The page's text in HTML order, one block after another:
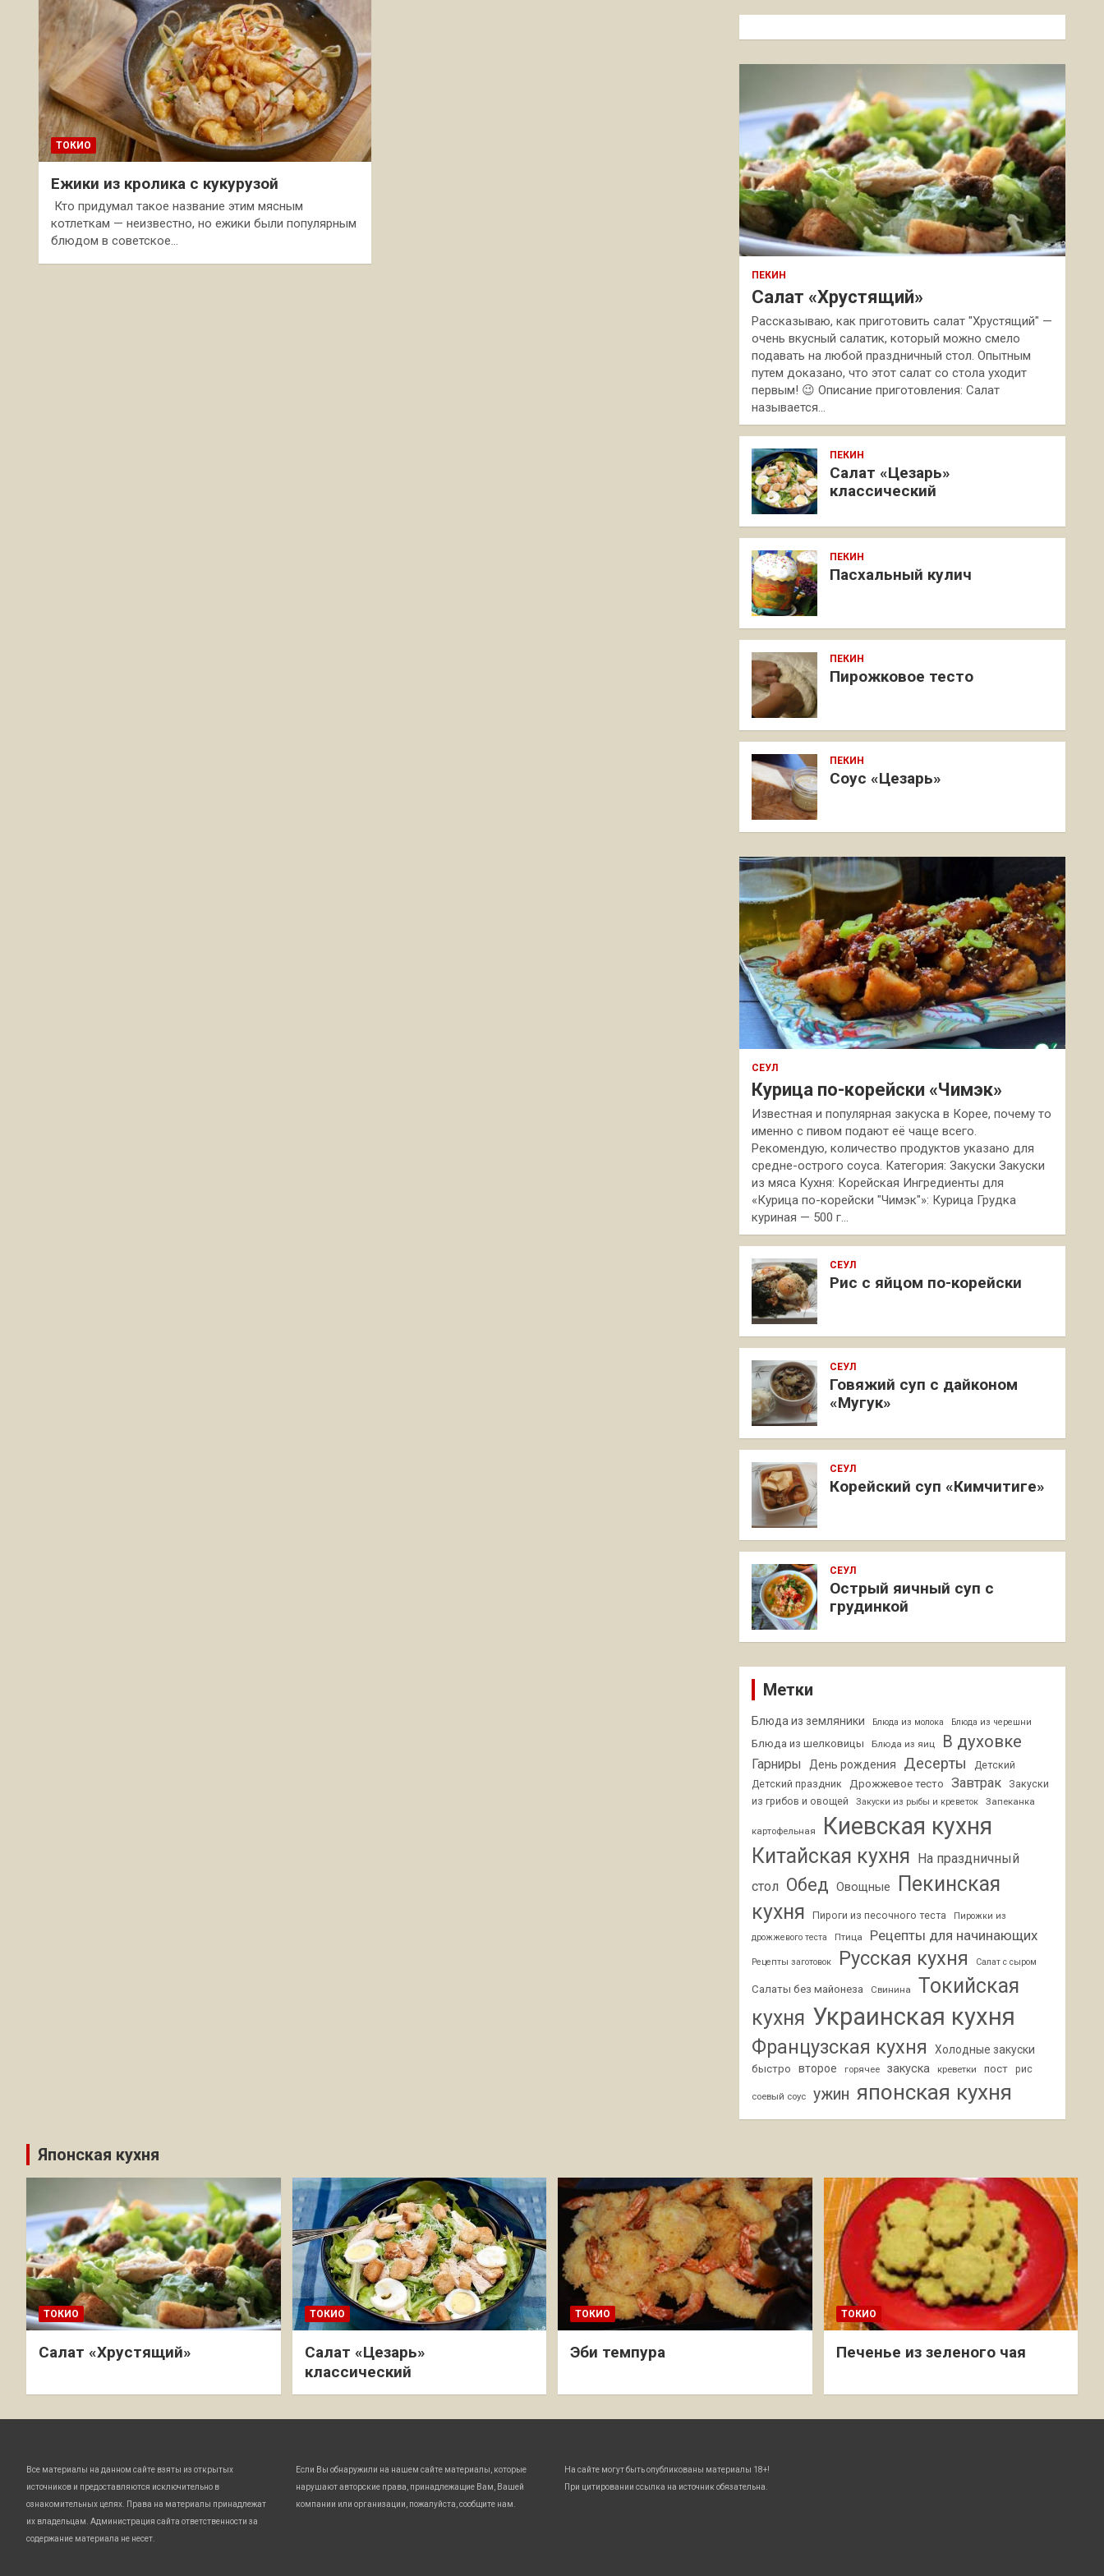
ТОКИО
Ежики из кролика с кукурузой
Кто придумал такое название этим мясным
котлеткам — неизвестно, но ежики были популярным
блюдом в советское…
к
ПЕКИН
Салат «Хрустящий»
Рассказываю, как приготовить салат "Хрустящий" —
очень вкусный салатик, который можно смело
подавать на любой праздничный стол. Опытным
путем доказано, что этот салат со стола уходит
первым! 😉 Описание приготовления: Салат
называется…
ПЕКИН
Салат «Цезарь»
классический
ПЕКИН
Пасхальный кулич
ПЕКИН
Пирожковое тесто
ПЕКИН
Соус «Цезарь»
СЕУЛ
Курица по-корейски «Чимэк»
Известная и популярная закуска в Корее, почему то
именно с пивом подают её чаще всего.
Рекомендую, количество продуктов указано для
средне-острого соуса. Категория: Закуски Закуски
из мяса Кухня: Корейская Ингредиенты для
«Курица по-корейски "Чимэк"»: Курица Грудка
куриная — 500 г…
СЕУЛ
Рис с яйцом по-корейски
СЕУЛ
Говяжий суп с дайконом
«Мугук»
СЕУЛ
Корейский суп «Кимчитиге»
СЕУЛ
Острый яичный суп с
грудинкой
Метки
Блюда из земляники Блюда из молока Блюда из черешни
Блюда из шелковицы Блюда из яиц В духовке
Гарниры День рождения Десерты
Детский
Детский праздник
Дрожжевое тесто Завтрак
Закуски
из грибов и овощей
Закуски из рыбы и креветок Запеканка
картофельная Киевская кухня
Китайская кухня На праздничный
стол Обед Овощные
Пекинская
кухня
Пироги из песочного теста
Пирожки из
дрожжевого теста
Птица Рецепты для начинающих
Рецепты заготовок Русская кухня Салат с сыром
Салаты без майонеза Свинина
Токийская
кухня Украинская кухня
Французская кухня Холодные закуски
быстро второе горячее закуска креветки пост рис
соевый соус ужин японская кухня
Японская кухня
ТОКИО
Салат «Хрустящий»
ТОКИО
Салат «Цезарь»
классический
ТОКИО
Эби темпура
ТОКИО
Печенье из зеленого чая
Все материалы на данном сайте взяты из открытых
источников и предоставляются исключительно в
ознакомительных целях. Права на материалы принадлежат
их владельцам. Администрация сайта ответственности за
содержание материала не несет.
Если Вы обнаружили на нашем сайте материалы, которые
нарушают авторские права, принадлежащие Вам, Вашей
компании или организации, пожалуйста, сообщите нам.
На сайте могут быть опубликованы материалы 18+!
При цитировании ссылка на источник обязательна.